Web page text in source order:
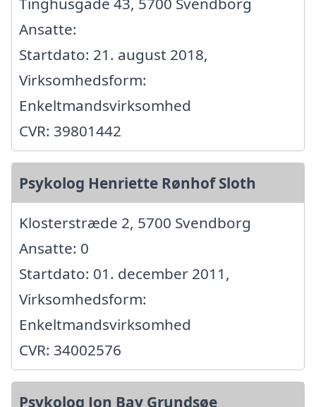
Ansatte:
Startdato: 21. august 2018,
Virksomhedsform:
Enkeltmandsvirksomhed
CVR: 39801442
Psykolog Henriette Rønhof Sloth
Klosterstræde 2, 5700 Svendborg
Ansatte: 0
Startdato: 01. december 2011,
Virksomhedsform:
Enkeltmandsvirksomhed
CVR: 34002576
Psykolog Jon Bay Grundsøe